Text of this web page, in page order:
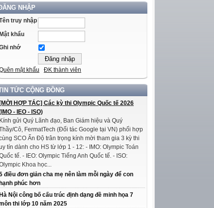
NHẬP
truy nhập
khẩu
nhớ
mật khẩu ĐK thành viên
TỨC CỘNG ĐỒNG
[MỜI HỢP TÁC] Các kỳ thi Olympic Quốc tế 2026
- IEO - ISO)
Kính gửi Quý Lãnh đạo, Ban Giám hiệu và Quý
Cô, FermatTech (Đối tác Google tại VN) phối hợp
SCO Ấn Độ trân trọng kính mời tham gia 3 kỳ thi
tín dành cho HS từ lớp 1 - 12: - IMO: Olympic Toán
tế. - IEO: Olympic Tiếng Anh Quốc tế. - ISO:
Khoa học...
điều đơn giản cha mẹ nên làm mỗi ngày để con
hạnh phúc hơn
Hà Nội công bố cấu trúc định dạng đề minh họa 7
thi lớp 10 năm 2025